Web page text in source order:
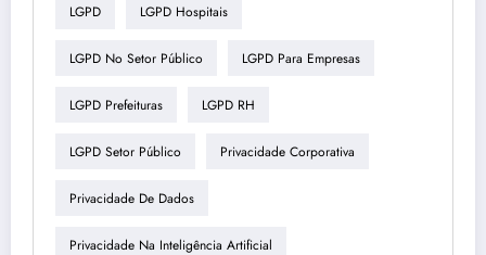
LGPD LGPD Hospitais
LGPD No Setor Público LGPD Para Empresas
LGPD Prefeituras LGPD RH
LGPD Setor Público Privacidade Corporativa
Privacidade De Dados
Privacidade Na Inteligência Artificial